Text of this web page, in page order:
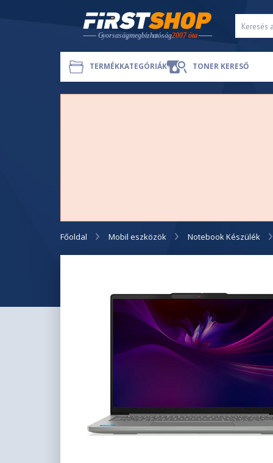
TERMÉKKATEGÓRIÁK TONER KERESŐ
Főoldal Mobil eszközök Notebook Készülék